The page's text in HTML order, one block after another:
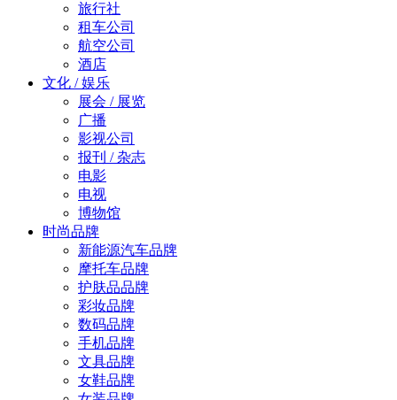
旅行社
租车公司
航空公司
酒店
文化 / 娱乐
展会 / 展览
广播
影视公司
报刊 / 杂志
电影
电视
博物馆
时尚品牌
新能源汽车品牌
摩托车品牌
护肤品品牌
彩妆品牌
数码品牌
手机品牌
文具品牌
女鞋品牌